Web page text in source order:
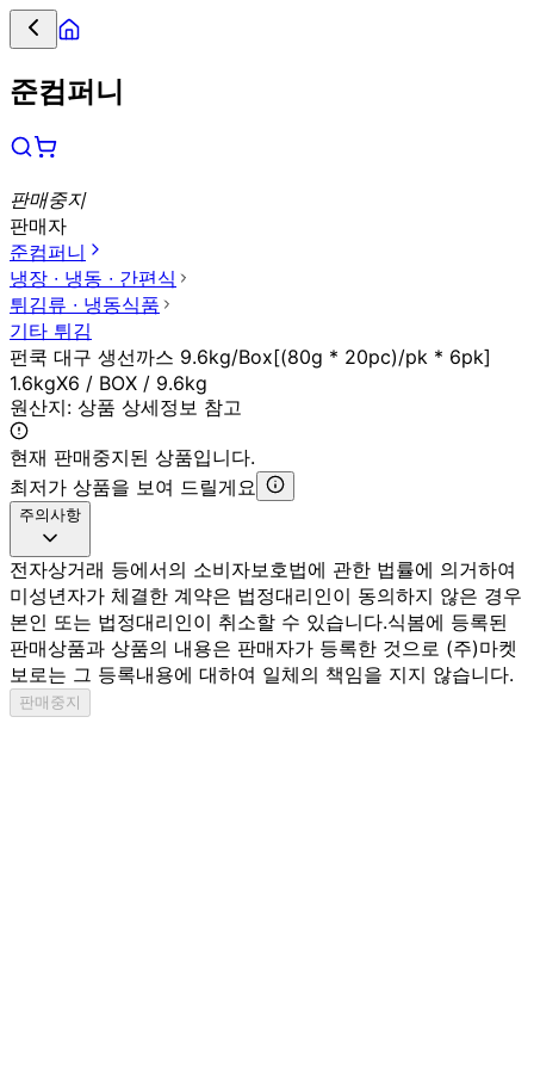
준컴퍼니
판매중지
판매자
준컴퍼니
냉장 ∙ 냉동 ∙ 간편식
튀김류 ∙ 냉동식품
기타 튀김
펀쿡 대구 생선까스 9.6kg/Box[(80g * 20pc)/pk * 6pk]
1.6kgX6 / BOX / 9.6kg
원산지: 상품 상세정보 참고
현재 판매중지된 상품입니다.
최저가 상품을 보여 드릴게요
주의사항
전자상거래 등에서의 소비자보호법에 관한 법률에 의거하여
미성년자가 체결한 계약은 법정대리인이 동의하지 않은 경우
본인 또는 법정대리인이 취소할 수 있습니다.식봄에 등록된
판매상품과 상품의 내용은 판매자가 등록한 것으로 (주)마켓
보로는 그 등록내용에 대하여 일체의 책임을 지지 않습니다.
판매중지